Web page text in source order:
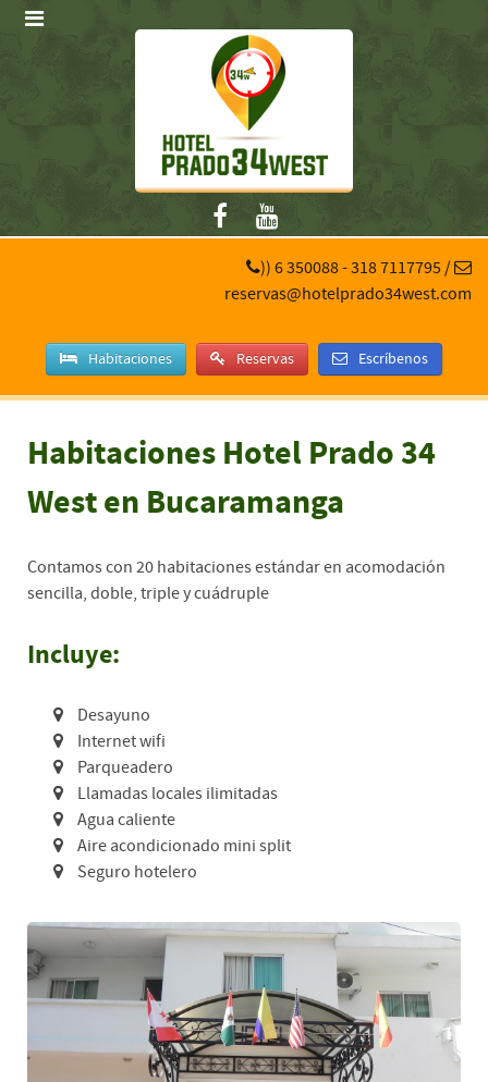
)) 6 350088-318 7117795/
reservas@hotelprado34west.com
Habitaciones Reservas Escríbenos
Habitaciones Hotel Prado 34
West en Bucaramanga
Contamos con 20 habitaciones estándar en acomodación
sencilla, doble, triple y cuádruple
Incluye:
Desayuno
Internet wifi
Parqueadero
Llamadas locales ilimitadas
Agua caliente
Aire acondicionado mini split
Seguro hotelero